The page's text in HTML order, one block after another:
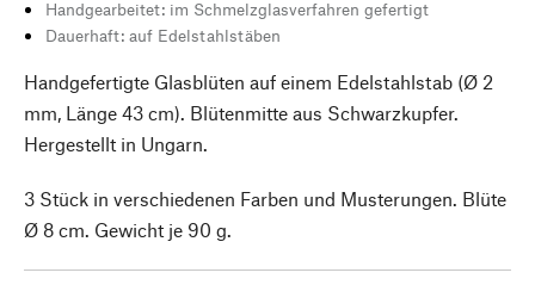
Handgearbeitet: im Schmelzglasverfahren gefertigt
Dauerhaft: auf Edelstahlstäben
Handgefertigte Glasblüten auf einem Edelstahlstab (Ø 2
mm, Länge 43 cm). Blütenmitte aus Schwarzkupfer.
Hergestellt in Ungarn.
3 Stück in verschiedenen Farben und Musterungen. Blüte
Ø 8 cm. Gewicht je 90 g.